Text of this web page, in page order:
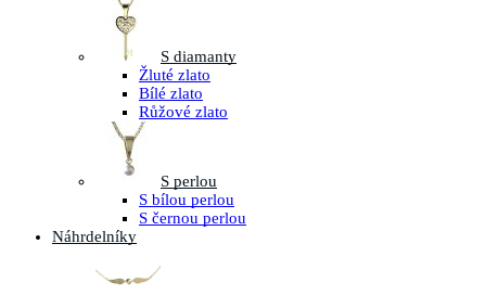
S diamanty
Žluté zlato
Bílé zlato
Růžové zlato
S perlou
S bílou perlou
S černou perlou
Náhrdelníky